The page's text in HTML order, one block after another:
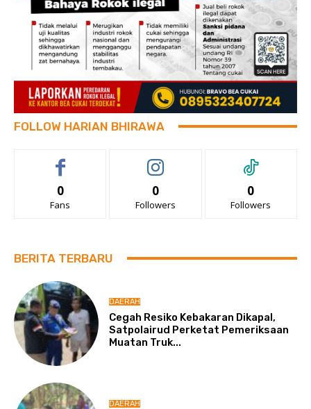
FOLLOW HARIAN BHIRAWA
0
Fans
0
Followers
0
Followers
BERITA TERBARU
DAERAH
Cegah Resiko Kebakaran Dikapal,
Satpolairud Perketat Pemeriksaan
Muatan Truk...
DAERAH